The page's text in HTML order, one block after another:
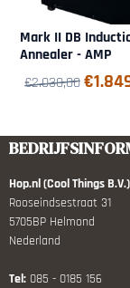
Mark II DB
Annealer - AMP
€2.030,00€
Hop.nl (Cool Things B.V.)
Rooseindsestraat 31
5705BP Helmond
Nederland
Tel: 085 - 0185 156